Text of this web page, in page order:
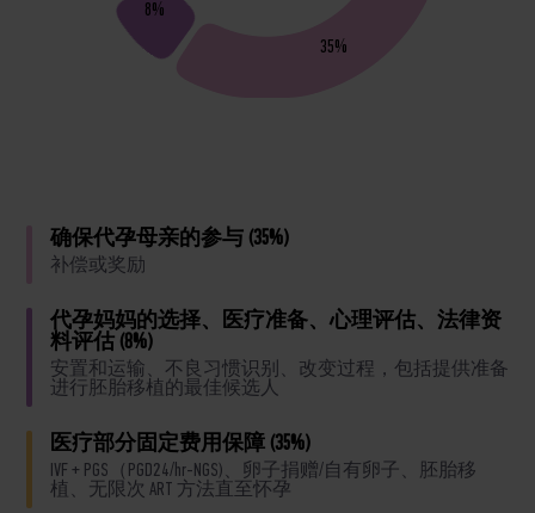
35%
8%
确保代孕母亲的参与 (35%)
补偿或奖励
代孕妈妈的选择、医疗准备、心理评估、法律资
料评估 (8%)
安置和运输、不良习惯识别、改变过程，包括提供准备
进行胚胎移植的最佳候选人
医疗部分固定费用保障 (35%)
IVF + PGS（PGD24/hr-NGS)、卵子捐赠/自有卵子、胚胎移
植、无限次 ART 方法直至怀孕